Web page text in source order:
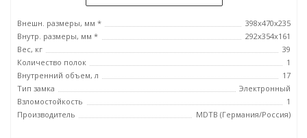
Внешн. размеры, мм *
398x470x235
Внутр. размеры, мм *
292x354x161
Вес, кг
39
Количество полок
1
Внутренний объем, л
17
Тип замка
Электронный
Взломостойкость
1
Производитель
MDTB (Германия/Россия)